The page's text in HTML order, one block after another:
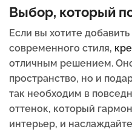
Выбор, который
Если вы хотите
современного стиля,
отличным решением.
пространство, но и
так необходим в
оттенок, который
интерьер, и